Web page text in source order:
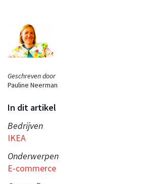
Geschreven door
Pauline Neerman
In dit artikel
Bedrijven
IKEA
Onderwerpen
E-commerce